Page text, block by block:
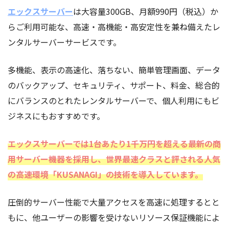
エックスサーバーは大容量300GB、月額990円（税込）か
らご利用可能な、高速・高機能・高安定性を兼ね備えたレ
ンタルサーバーサービスです。
多機能、表示の高速化、落ちない、簡単管理画面、データ
のバックアップ、セキュリティ、サポート、料金、総合的
にバランスのとれたレンタルサーバーで、個人利用にもビ
ジネスにもおすすめです。
エックスサーバーでは1台あたり1千万円を超える最新の商
用サーバー機器を採用し、世界最速クラスと評される人気
の高速環境「KUSANAGI」の技術を導入しています。
圧倒的サーバー性能で大量アクセスを高速に処理するとと
もに、他ユーザーの影響を受けないリソース保証機能によ